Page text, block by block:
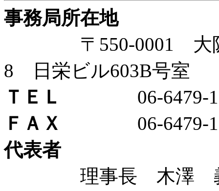
事務局所在地
〒550-0001 大阪府
8 日栄ビル603B号室
ＴＥＬ
06-6479-
ＦＡＸ
06-6479-
代表者
理事長 木澤 義之